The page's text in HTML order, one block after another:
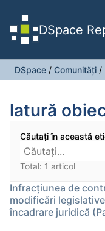
DSpace
DSpace / Comunități /
latură
Căutați în această
Total: 1 articol
Infracțiunea de
modificări
încadrare juridică